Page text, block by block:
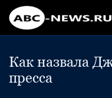
Как назвала
пресса